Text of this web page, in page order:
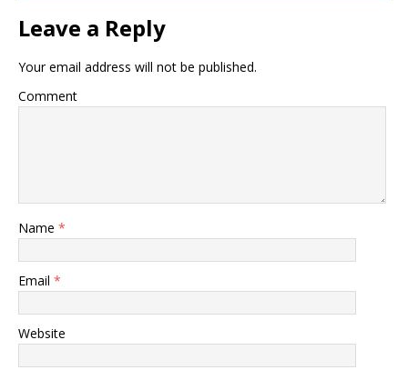
Leave a Reply
Your email address will not be published.
Comment
Name *
Email *
Website